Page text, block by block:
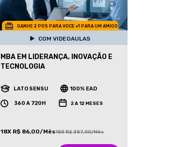
GANHE 2 POS PARA VOCE +1 PARA UM AMIGO
COM VIDEOAULAS
MBA EM LIDERANÇA, INOVAÇÃO E
TECNOLOGIA
LATO SENSU 100% EAD
360 A 720H 2 A 12 MESES
18X R$ 86,00/Mês18X R$ 387,00/Mês